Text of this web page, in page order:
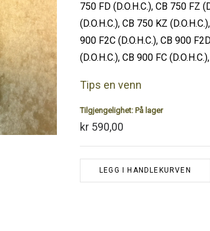
750 FD (D.O.H.C.), CB 750 FZ
(D.O.H.C.), CB 750 KZ
900 F2C (D.O.H.C.), CB 900
(D.O.H.C.), CB 900 FC
Tips en venn
Tilgjengelighet: På lager
kr 590,00
LEGG I HANDLEKURVEN